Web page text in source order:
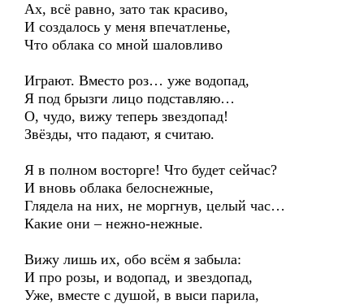
Ах, всё равно, зато так красиво,
И создалось у меня впечатленье,
Что облака со мной шаловливо
Играют. Вместо роз… уже водопад,
Я под брызги лицо подставляю…
О, чудо, вижу теперь звездопад!
Звёзды, что падают, я считаю.
Я в полном восторге! Что будет сейчас?
И вновь облака белоснежные,
Глядела на них, не моргнув, целый час…
Какие они – нежно-нежные.
Вижу лишь их, обо всём я забыла:
И про розы, и водопад, и звездопад,
Уже, вместе с душой, в выси парила,